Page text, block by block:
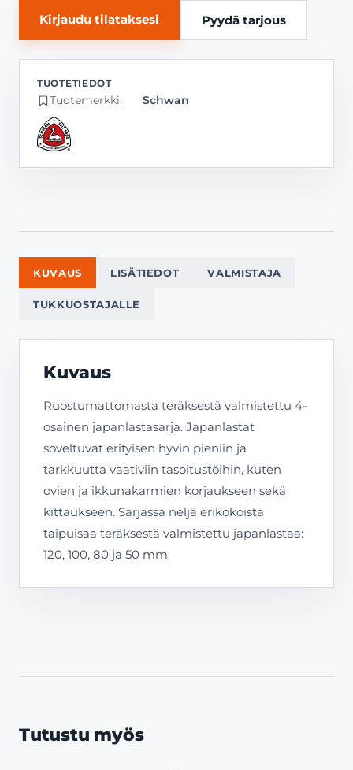
Kirjaudu tilataksesi Pyydä tarjous
Tuotemerkki: Schwan
KUVAUS LISÄTIEDOT VALMISTAJA
TUKKUOSTAJALLE
Kuvaus
Ruostumattomasta teräksestä valmistettu 4-
osainen japanlastasarja. Japanlastat
soveltuvat erityisen hyvin pieniin ja
tarkkuutta vaativiin tasoitustöihin, kuten
ovien ja ikkunakarmien korjaukseen sekä
kittaukseen. Sarjassa neljä erikokoista
taipuisaa teräksestä valmistettu japanlastaa:
120, 100, 80 ja 50 mm.
Tutustu myös